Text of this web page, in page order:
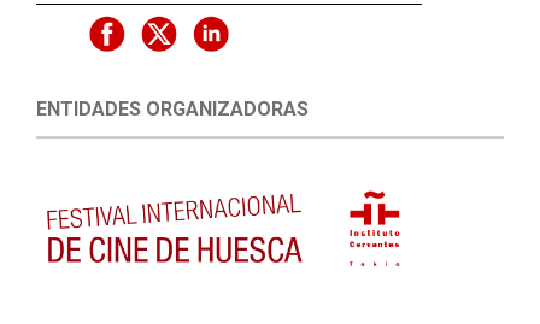
ENTIDADES ORGANIZADORAS